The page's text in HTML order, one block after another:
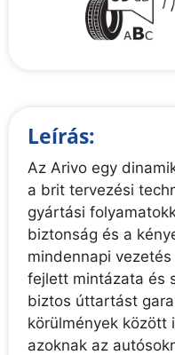
Leírás:
Az Arivo egy
a brit tervezési
gyártási
biztonság és a
mindennapi
fejlett mintázata és
biztos úttartást
körülmények között
azoknak az